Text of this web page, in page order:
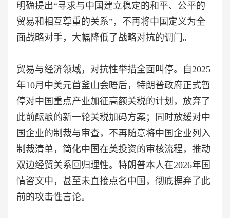
明确提出“寻求与中国建立稳定的和平、公平的
贸易和相互尊重的关系”，不再将中国定义为全
面战略对手，大幅降低了战略对抗的调门。
贸易与经济领域，对抗性举措全面叫停。自2025
年10月中美元首釜山会晤后，特朗普政府正式暂
停对中国重点产业加征高额关税的计划，放弃了
此前酝酿的新一轮关税加码方案；同时放缓对中
国企业的制裁与审查，不再随意将中国企业列入
制裁清单，简化中国在美投资的审核流程，推动
双边经贸关系回归理性。特朗普本人在2026年国
情咨文中，甚至未直接点名中国，彻底摒弃了此
前的攻击性言论。